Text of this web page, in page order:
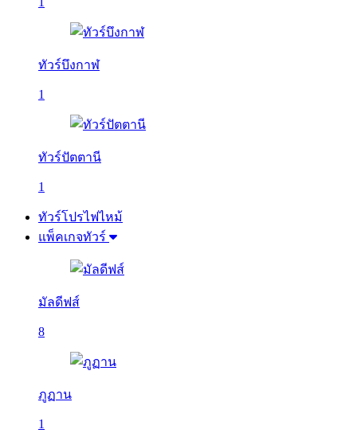
ทัวร์บึงกาฬ
1
ทัวร์ปัตตานี
1
ทัวร์โปรไฟไหม้
แพ็คเกจทัวร์
มัลดีฟส์
8
ภูฏาน
1